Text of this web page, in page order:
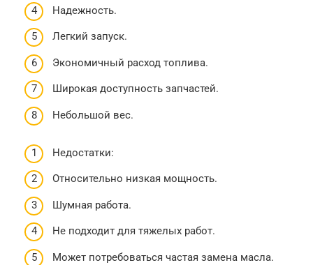
Надежность.
Легкий запуск.
Экономичный расход топлива.
Широкая доступность запчастей.
Небольшой вес.
Недостатки:
Относительно низкая мощность.
Шумная работа.
Не подходит для тяжелых работ.
Может потребоваться частая замена масла.